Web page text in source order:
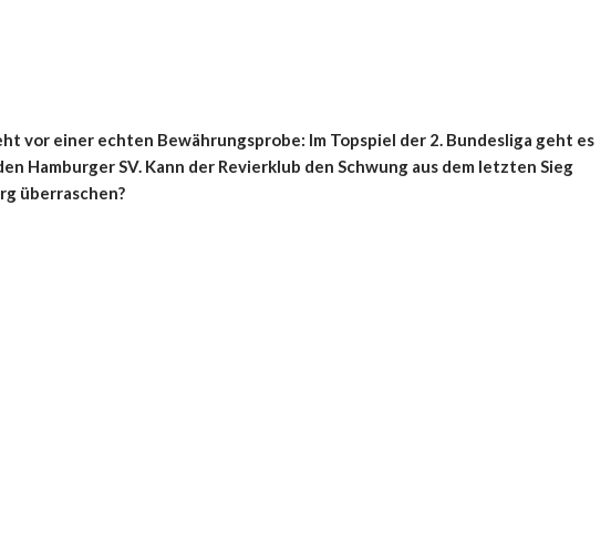
vor einer echten Bewährungsprobe: Im Topspiel der 2. Bundesliga geht es
Hamburger SV. Kann der Revierklub den Schwung aus dem letzten Sieg
überraschen?